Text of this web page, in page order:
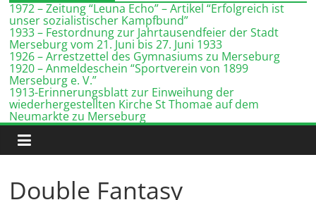
1972 – Zeitung “Leuna Echo” – Artikel “Erfolgreich ist
unser sozialistischer Kampfbund”
1933 – Festordnung zur Jahrtausendfeier der Stadt
Merseburg vom 21. Juni bis 27. Juni 1933
1926 – Arrestzettel des Gymnasiums zu Merseburg
1920 – Anmeldeschein “Sportverein von 1899
Merseburg e. V.”
1913-Erinnerungsblatt zur Einweihung der
wiederhergestellten Kirche St Thomae auf dem
Neumarkte zu Merseburg
Double Fantasy